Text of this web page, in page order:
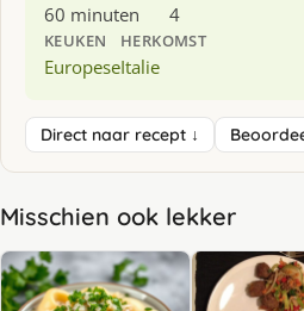
60 minuten 4
KEUKEN
Europese
HERKOMST
Italie
Direct naar recept ↓
Misschien ook lekker